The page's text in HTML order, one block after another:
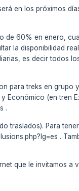
en los próximos
de 60% en enero,
la disponibilidad
es decir todos
para treks en grupo
Económico (en tren
.
traslados). Para
.
que le invitamos a